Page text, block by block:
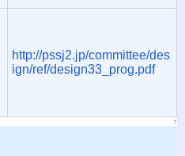
http://pssj2.jp/committee/des
ign/ref/design33_prog.pdf
↑